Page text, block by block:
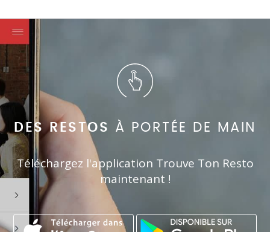
DES RESTOS À PORTÉE DE MAIN
Téléchargez l'application Trouve Ton Resto
maintenant !